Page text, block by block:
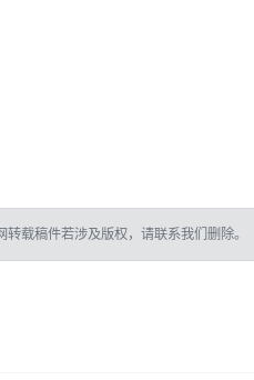
载稿件若涉及版权，请联系我们删除。